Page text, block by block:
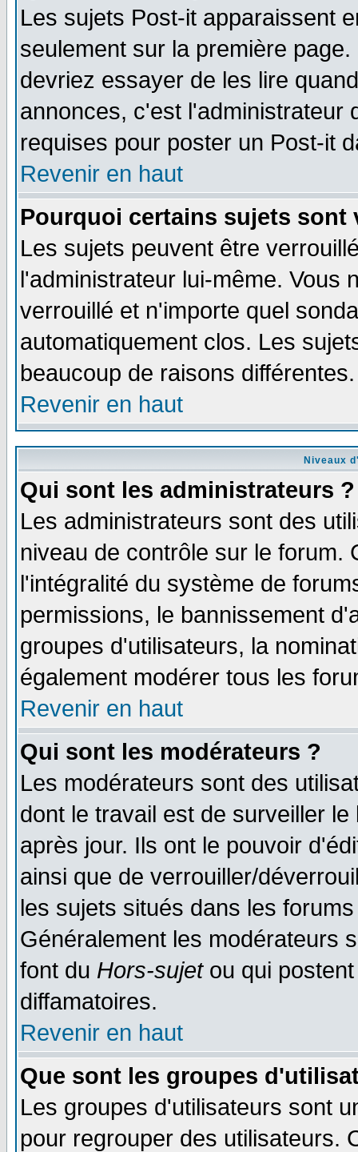
Les sujets Post-it apparaissent
seulement sur la première
devriez essayer de les lire
annonces, c'est l'administrateur
requises pour poster un Post-it
Revenir en haut
Pourquoi certains sujets sont
Les sujets peuvent être
l'administrateur lui-même. Vous
verrouillé et n'importe quel
automatiquement clos. Les
beaucoup de raisons différentes.
Revenir en haut
Niveaux
Qui sont les administrateurs ?
Les administrateurs sont des
niveau de contrôle sur le forum.
l'intégralité du système de
permissions, le bannissement
groupes d'utilisateurs, la
également modérer tous les
Revenir en haut
Qui sont les modérateurs ?
Les modérateurs sont des
dont le travail est de surveiller
après jour. Ils ont le pouvoir
ainsi que de verrouiller/
les sujets situés dans les
Généralement les modérateurs
font du Hors-sujetou qui
diffamatoires.
Revenir en haut
Que sont les groupes
Les groupes d'utilisateurs sont
pour regrouper des utilisateurs.